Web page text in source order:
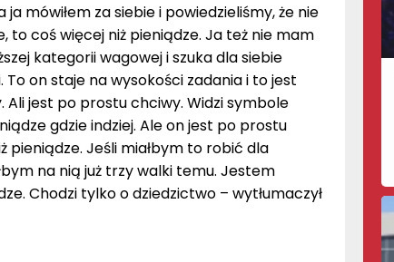
mówiłem za siebie i powiedzieliśmy, że nie
to coś więcej niż pieniądze. Ja też nie mam
kategorii wagowej i szuka dla siebie
on staje na wysokości zadania i to jest
jest po prostu chciwy. Widzi symbole
gdzie indziej. Ale on jest po prostu
pieniądze. Jeśli miałbym to robić dla
na nią już trzy walki temu. Jestem
Chodzi tylko o dziedzictwo – wytłumaczył